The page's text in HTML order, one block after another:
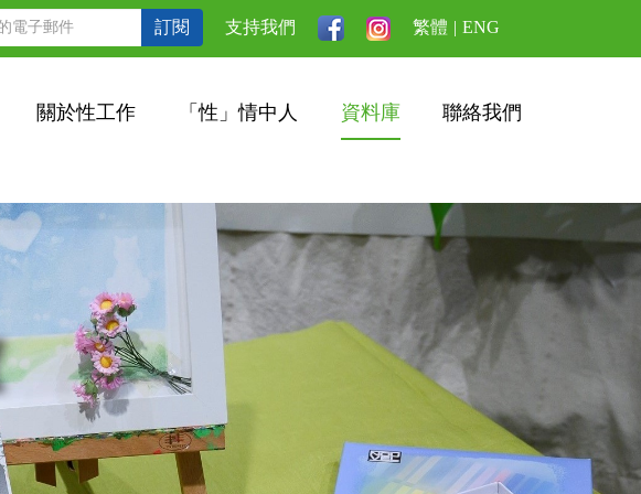
訂閱 支持我們 繁體 | ENG
關於性工作 「性」情中人 資料庫 聯絡我們